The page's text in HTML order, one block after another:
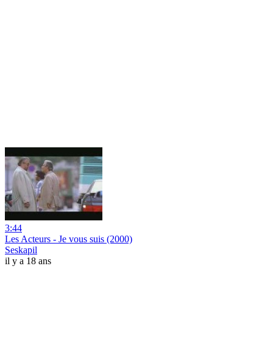
3:44
Les Acteurs - Je vous suis (2000)
Seskapil
il y a 18 ans